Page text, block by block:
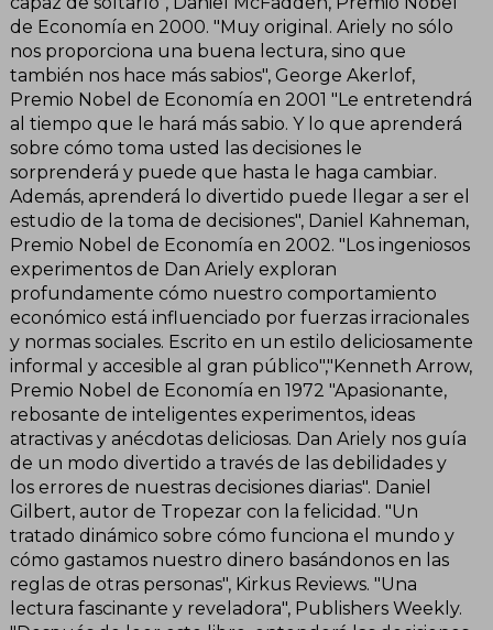
de Economía en 2000. "Muy original. Ariely no sólo
nos proporciona una buena lectura, sino que
también nos hace más sabios", George Akerlof,
Premio Nobel de Economía en 2001 "Le entretendrá
al tiempo que le hará más sabio. Y lo que aprenderá
sobre cómo toma usted las decisiones le
sorprenderá y puede que hasta le haga cambiar.
Además, aprenderá lo divertido puede llegar a ser el
estudio de la toma de decisiones", Daniel Kahneman,
Premio Nobel de Economía en 2002. "Los ingeniosos
experimentos de Dan Ariely exploran
profundamente cómo nuestro comportamiento
económico está influenciado por fuerzas irracionales
y normas sociales. Escrito en un estilo deliciosamente
informal y accesible al gran público","Kenneth Arrow,
Premio Nobel de Economía en 1972 "Apasionante,
rebosante de inteligentes experimentos, ideas
atractivas y anécdotas deliciosas. Dan Ariely nos guía
de un modo divertido a través de las debilidades y
los errores de nuestras decisiones diarias". Daniel
Gilbert, autor de Tropezar con la felicidad. "Un
tratado dinámico sobre cómo funciona el mundo y
cómo gastamos nuestro dinero basándonos en las
reglas de otras personas", Kirkus Reviews. "Una
lectura fascinante y reveladora", Publishers Weekly.